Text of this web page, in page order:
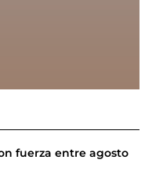
fuerza entre agosto